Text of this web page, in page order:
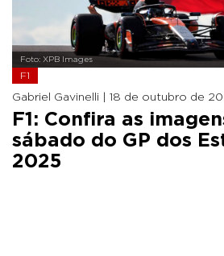
Foto: XPB Images
F1
Gabriel Gavinelli | 18 de outubro de
F1: Confira as
sábado do GP dos
2025